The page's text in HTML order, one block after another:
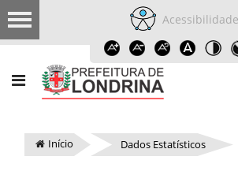
Acessibilidade
Início Dados Estatísticos